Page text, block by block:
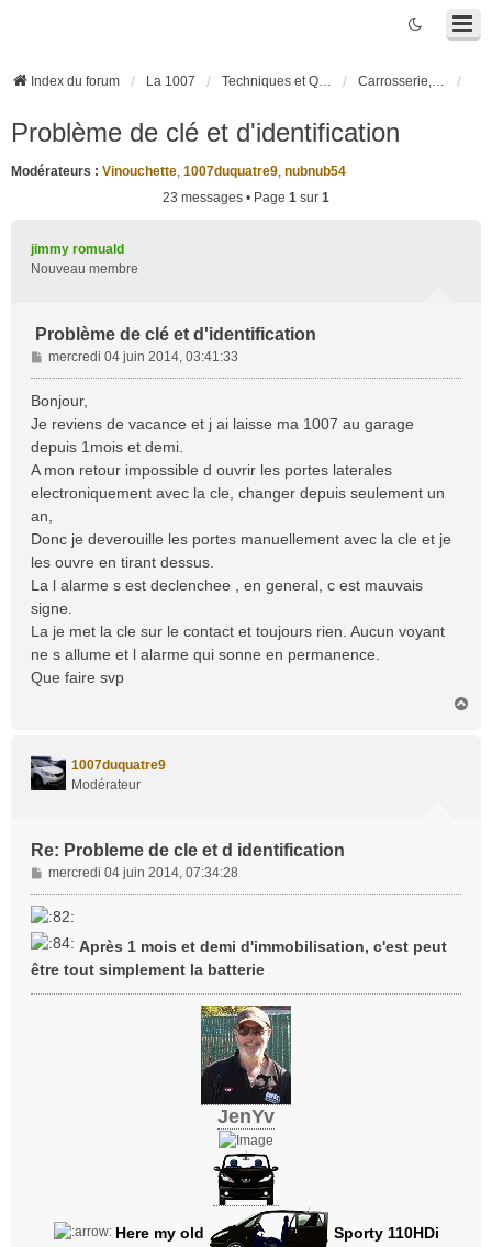
Index du forum La 1007 Techniques et Questions Carrosserie, électronique véhicule et habitacle
Problème de clé et d'identification
Modérateurs : Vinouchette, 1007duquatre9, nubnub54
23 messages • Page 1 sur 1
jimmy romuald
Nouveau membre
Problème de clé et d'identification
M
e
s
g
e
mercredi 04 juin 2014, 03:41:33
Bonjour,
Je reviens de vacance et j ai laisse ma 1007 au garage
depuis 1mois et demi.
A mon retour impossible d ouvrir les portes laterales
electroniquement avec la cle, changer depuis seulement un
an,
Donc je deverouille les portes manuellement avec la cle et je
les ouvre en tirant dessus.
La l alarme s est declenchee , en general, c est mauvais
signe.
La je met la cle sur le contact et toujours rien. Aucun voyant
ne s allume et l alarme qui sonne en permanence.
Que faire svp
1007duquatre9
Modérateur
Re: Probleme de cle et d identification
M
e
s
s
a
g
e
mercredi 04 juin 2014, 07:34:28
Après 1 mois et demi d'immobilisation, c'est peut
être tout simplement la batterie
JenYv
Here my old Sporty 110HDi